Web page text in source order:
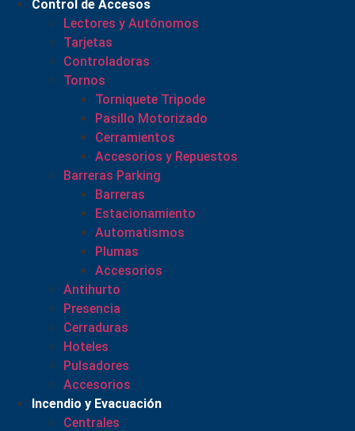
Control de Accesos
Lectores y Autónomos
Tarjetas
Controladoras
Tornos
Torniquete Tripode
Pasillo Motorizado
Cerramientos
Accesorios y Repuestos
Barreras Parking
Barreras
Estacionamiento
Automatismos
Plumas
Accesorios
Antihurto
Presencia
Cerraduras
Hoteles
Pulsadores
Accesorios
Incendio y Evacuación
Centrales